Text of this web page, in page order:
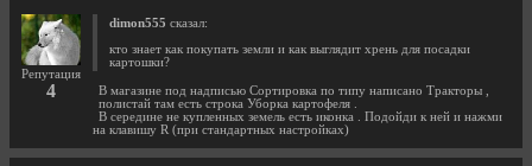
Репутация
4
dimon555 сказал:
кто знает как покупать земли и как выглядит хрень для посадки
картошки?
В магазине под надписью Сортировка по типу написано Тракторы ,
полистай там есть строка Уборка картофеля .
В середине не купленных земель есть иконка . Подойди к ней и нажми
на клавишу R (при стандартных настройках)